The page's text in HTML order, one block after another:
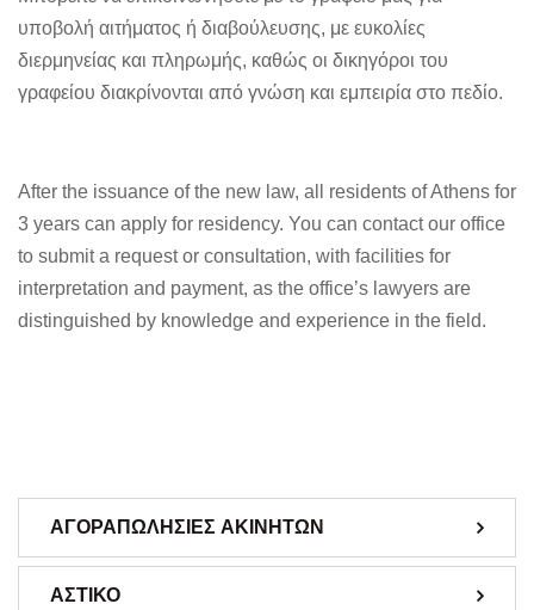
υποβολή αιτήματος ή διαβούλευσης, με ευκολίες
διερμηνείας και πληρωμής, καθώς οι δικηγόροι του
γραφείου διακρίνονται από γνώση και εμπειρία στο πεδίο.
After the issuance of the new law, all residents of Athens for
3 years can apply for residency. You can contact our office
to submit a request or consultation, with facilities for
interpretation and payment, as the office’s lawyers are
distinguished by knowledge and experience in the field.
ΑΓΟΡΑΠΩΛΗΣΙΕΣ ΑΚΙΝΗΤΩΝ
ΑΣΤΙΚΟ